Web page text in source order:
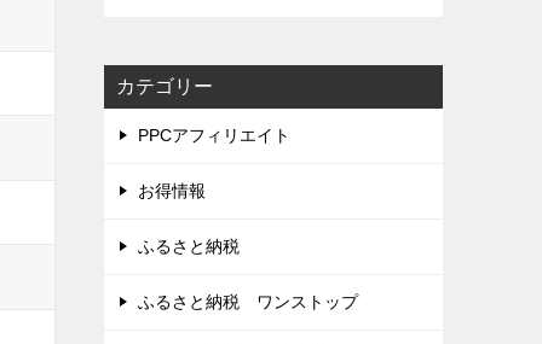
カテゴリー
PPCアフィリエイト
お得情報
ふるさと納税
ふるさと納税 ワンストップ